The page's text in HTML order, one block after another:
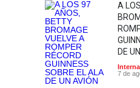
A
DE
7 de